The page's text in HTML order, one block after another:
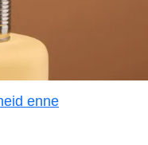
enne